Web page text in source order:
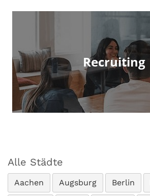
Recruiting
Alle Städte
Aachen Augsburg Berlin